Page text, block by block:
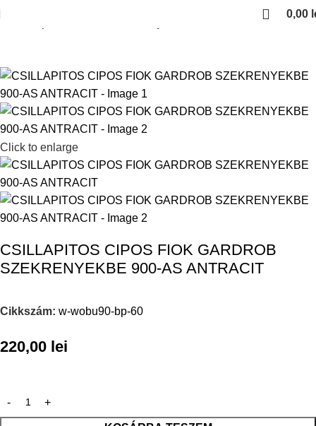
0,00
Click to enlarge
CSILLAPITOS CIPOS FIOK GARDROB
SZEKRENYEKBE 900-AS ANTRACIT
Cikkszám: w-wobu90-bp-60
220,00 lei